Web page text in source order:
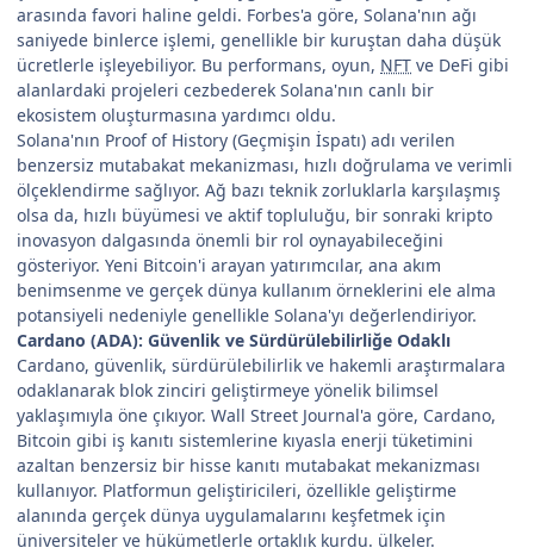
arasında favori haline geldi. Forbes'a göre, Solana'nın ağı
saniyede binlerce işlemi, genellikle bir kuruştan daha düşük
ücretlerle işleyebiliyor. Bu performans, oyun, NFT ve DeFi gibi
alanlardaki projeleri cezbederek Solana'nın canlı bir
ekosistem oluşturmasına yardımcı oldu.
Solana'nın Proof of History (Geçmişin İspatı) adı verilen
benzersiz mutabakat mekanizması, hızlı doğrulama ve verimli
ölçeklendirme sağlıyor. Ağ bazı teknik zorluklarla karşılaşmış
olsa da, hızlı büyümesi ve aktif topluluğu, bir sonraki kripto
inovasyon dalgasında önemli bir rol oynayabileceğini
gösteriyor. Yeni Bitcoin'i arayan yatırımcılar, ana akım
benimsenme ve gerçek dünya kullanım örneklerini ele alma
potansiyeli nedeniyle genellikle Solana'yı değerlendiriyor.
Cardano (ADA): Güvenlik ve Sürdürülebilirliğe Odaklı
Cardano, güvenlik, sürdürülebilirlik ve hakemli araştırmalara
odaklanarak blok zinciri geliştirmeye yönelik bilimsel
yaklaşımıyla öne çıkıyor. Wall Street Journal'a göre, Cardano,
Bitcoin gibi iş kanıtı sistemlerine kıyasla enerji tüketimini
azaltan benzersiz bir hisse kanıtı mutabakat mekanizması
kullanıyor. Platformun geliştiricileri, özellikle geliştirme
alanında gerçek dünya uygulamalarını keşfetmek için
üniversiteler ve hükümetlerle ortaklık kurdu. ülkeler.